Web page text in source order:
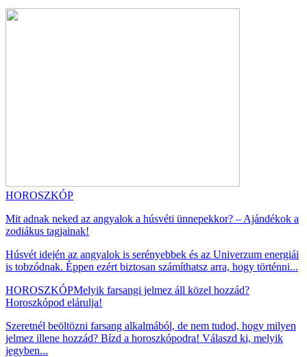
HOROSZKÓP
Mit adnak neked az angyalok a húsvéti ünnepekkor? – Ajándékok a
zodiákus tagjainak!
Húsvét idején az angyalok is serényebbek és az Univerzum energiái
is tobzódnak. Éppen ezért biztosan számíthatsz arra, hogy történni...
HOROSZKÓPMelyik farsangi jelmez áll közel hozzád?
Horoszkópod elárulja!
Szeretnél beöltözni farsang alkalmából, de nem tudod, hogy milyen
jelmez illene hozzád? Bízd a horoszkópodra! Válaszd ki, melyik
jegyben...